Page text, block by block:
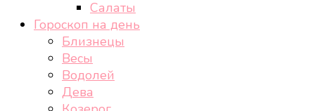
Салаты
Гороскоп на день
Близнецы
Весы
Водолей
Дева